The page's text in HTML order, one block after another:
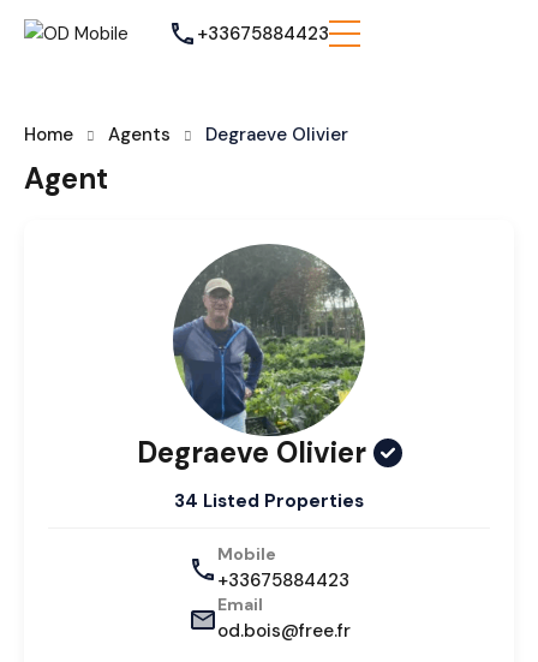
+33675884423
Home Agents Degraeve Olivier
Agent
Degraeve Olivier
34 Listed Properties
Mobile
+33675884423
Email
od.bois@free.fr